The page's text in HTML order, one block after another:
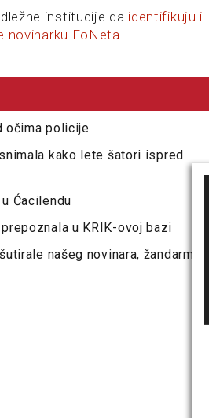
institucije da identifikuju i
FoNeta.
očima policije
kako lete šatori ispred
Ćacilendu
u KRIK-ovoj bazi
našeg novinara, žandarm